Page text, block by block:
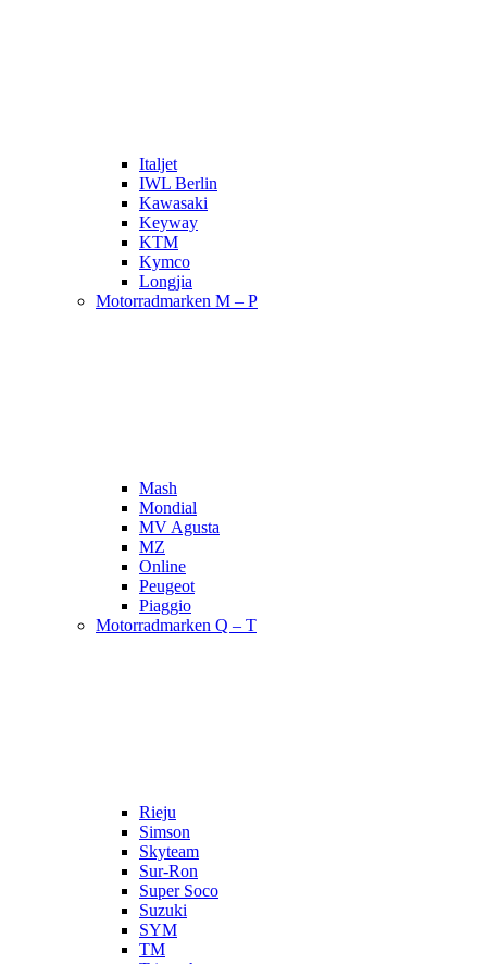
Italjet
IWL Berlin
Kawasaki
Keyway
KTM
Kymco
Longjia
Motorradmarken M – P
Mash
Mondial
MV Agusta
MZ
Online
Peugeot
Piaggio
Motorradmarken Q – T
Rieju
Simson
Skyteam
Sur-Ron
Super Soco
Suzuki
SYM
TM